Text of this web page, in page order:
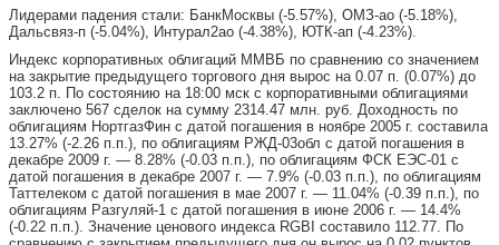
Лидерами падения стали: БанкМосквы (-5.57%), ОМЗ-ао (-5.18%),
Дальсвяз-п (-5.04%), Интурал2ао (-4.38%), ЮТК-ап (-4.23%).
Индекс корпоративных облигаций ММВБ по сравнению со значением
на закрытие предыдущего торгового дня вырос на 0.07 п. (0.07%) до
103.2 п. По состоянию на 18:00 мск с корпоративными облигациями
заключено 567 сделок на сумму 2314.47 млн. руб. Доходность по
облигациям НортгазФин с датой погашения в ноябре 2005 г. составила
13.27% (-2.26 п.п.), по облигациям РЖД-03обл с датой погашения в
декабре 2009 г. — 8.28% (-0.03 п.п.), по облигациям ФСК ЕЭС-01 с
датой погашения в декабре 2007 г. — 7.9% (-0.03 п.п.), по облигациям
Таттелеком с датой погашения в мае 2007 г. — 11.04% (-0.39 п.п.), по
облигациям Разгуляй-1 с датой погашения в июне 2006 г. — 14.4%
(-0.22 п.п.). Значение ценового индекса RGBI составило 112.77. По